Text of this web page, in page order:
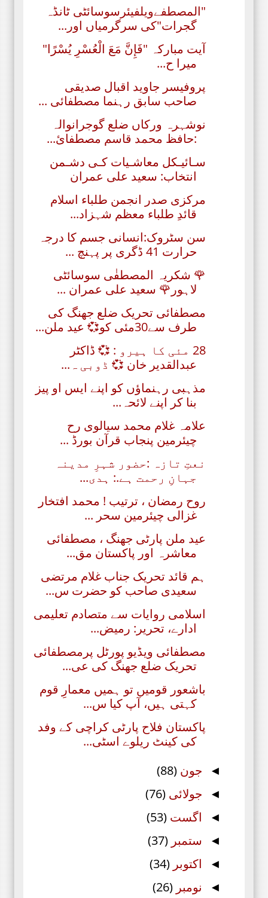
"المصطفےویلفیئرسوسائٹی ٹانڈہ
گجرات"کی سرگرمیاں اور...
آیت مبارکہ "فَإِنَّ مَعَ الْعُسْرِ يُسْرًا"
میرا ح...
پروفیسر جاوید اقبال صدیقی
صاحب سابق رہنما مصطفائی ...
نوشہرہ ورکاں ضلع گوجرانوالہ
:حافظ محمد قاسم مصطفائ...
سـائیـکل معاشـیات کـی دشـمن
انتخاب: سعید علی عمران
مرکزی صدر انجمن طلباء اسلام
قائدِ طلباء معظم شہزاد...
سن سٹروک:انسانی جسم کا درجہ
حرارت 41 ڈگری پر پہنچ ...
🌹 شکریہ المصطفٰی سوسائٹی
لاہور🌹 سعید علی عمران ...
مصطفائی تحریک ضلع جھنگ کی
طرف سے30مئی کو💞 عید ملن...
28 مئی کا ہیرو : 💞 ڈاکٹر
عبدالقدیر خان 💞 ڈوبی ہ...
مذہبی رہنماؤں کو اپنے ایس او پیز
بنا کر اپنے لائحہ...
علامہ غلام محمد سیالوی رح
چیئرمین پنجاب قرآن بورڈ ...
نعتِ تازہ :حضور شہرِ مدینہ
جہانِ رحمت ہے.: ہدی...
روح رمضان ، ترتیب ! محمد افتخار
غزالی چیئرمین سحر ...
عید ملن پارٹی جھنگ ، مصطفائی
معاشرہ اور پاکستان مق...
ہم قائد تحریک جناب غلام مرتضی
سعیدی صاحب کو حضرت س...
اسلامی روایات سے متصادم تعلیمی
ادارے، تحریر: رمیض...
مصطفائی ویڈیو پورٹل پرمصطفائی
تحریک ضلع جھنگ کی عی...
باشعور قومیں تو ہمیں معمارِ قوم
کہتی ہیں، آپ کیا س...
پاکستان فلاح پارٹی کراچی کے وفد
کی کینٹ ریلوے اسٹی...
◄ جون (88)
◄ جولائی (76)
◄ اگست (53)
◄ ستمبر (37)
◄ اکتوبر (34)
◄ نومبر (26)